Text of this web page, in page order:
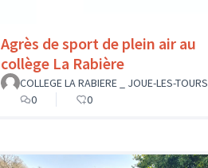
Agrès de sport de plein air au
collège La Rabière
COLLEGE LA RABIERE _ JOUE-LES-TOURS
0
0